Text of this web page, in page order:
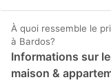
À quoi ressemble le
à Bardos?
Informations sur
maison &